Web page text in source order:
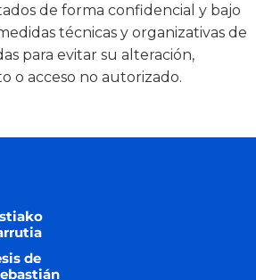
de forma confidencial y bajo
técnicas y organizativas de
para evitar su alteración,
o acceso no autorizado.